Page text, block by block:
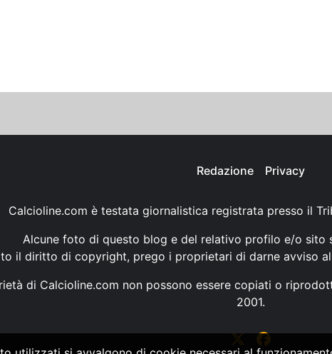
Redazione Privacy
Calcioline.com è testata giornalistica registrata presso il
Alcune foto di questo blog e del relativo profilo e/o sito
il diritto di copyright, prego i proprietari di darne avviso
di Calcioline.com non possono essere copiati o
2001.